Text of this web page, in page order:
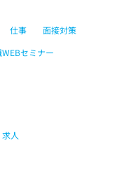
仕事
面接対策
セミナー
人